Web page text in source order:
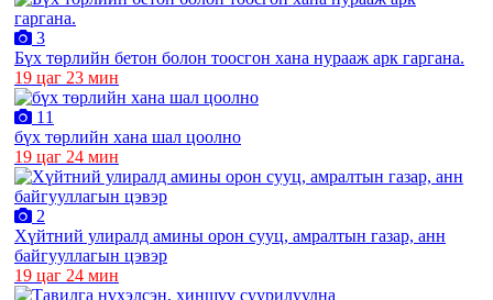
3
Бүх төрлийн бетон болон тоосгон хана нурааж арк гаргана.
19 цаг 23 мин
11
бүх төрлийн хана шал цоолно
19 цаг 24 мин
2
Хүйтний улиралд амины орон сууц, амралтын газар, анн
байгууллагын цэвэр
19 цаг 24 мин